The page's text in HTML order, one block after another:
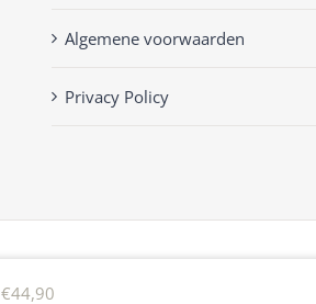
€44,90
Algemene voorwaarden
Privacy Policy